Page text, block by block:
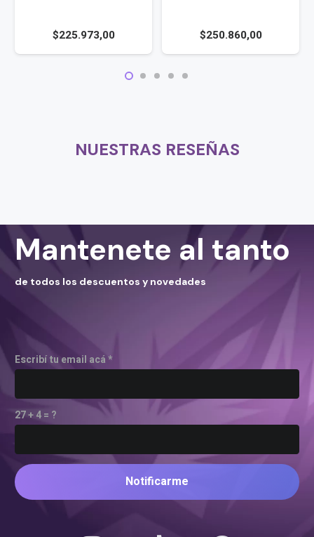
$225.973,00 $250.860,00
NUESTRAS RESEÑAS
Mantenete al tanto
de todos los descuentos y novedades
Escribí tu email acá *
27 + 4 = ?
Notificarme